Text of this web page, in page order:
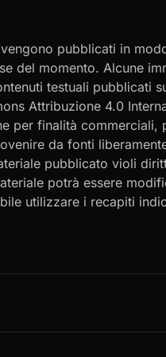
pubblicati in
del momento. Alcune
testuali pubblicati
Attribuzione 4.0
per finalità commerciali,
da fonti
pubblicato violi
potrà essere
utilizzare i recapiti